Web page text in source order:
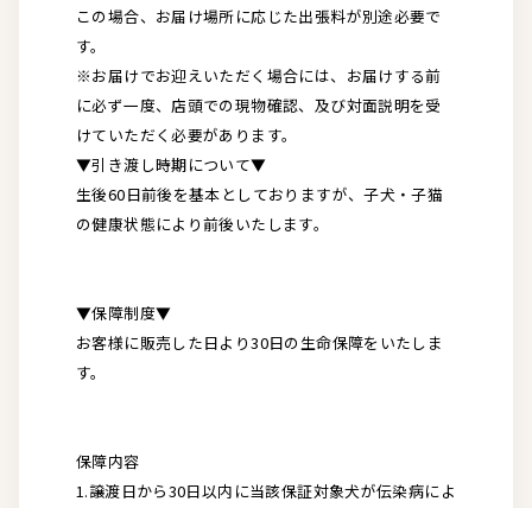
この場合、お届け場所に応じた出張料が別途必要で
す。
※お届けでお迎えいただく場合には、お届けする前
に必ず一度、店頭での現物確認、及び対面説明を受
けていただく必要があります。
▼引き渡し時期について▼
生後60日前後を基本としておりますが、子犬・子猫
の健康状態により前後いたします。
▼保障制度▼
お客様に販売した日より30日の生命保障をいたしま
す。
保障内容
1.譲渡日から30日以内に当該保証対象犬が伝染病によ